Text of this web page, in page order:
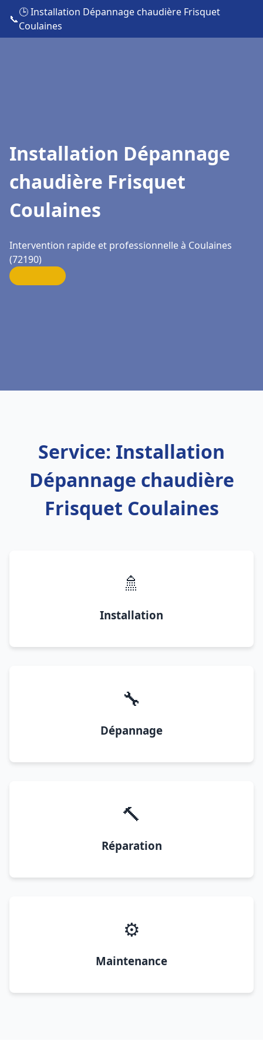
📞
🕒 Installation Dépannage chaudière Frisquet
Coulaines
Installation Dépannage
chaudière Frisquet
Coulaines
Intervention rapide et professionnelle à Coulaines
(72190)
Service: Installation
Dépannage chaudière
Frisquet Coulaines
🚿
Installation
🔧
Dépannage
🔨
Réparation
⚙️
Maintenance